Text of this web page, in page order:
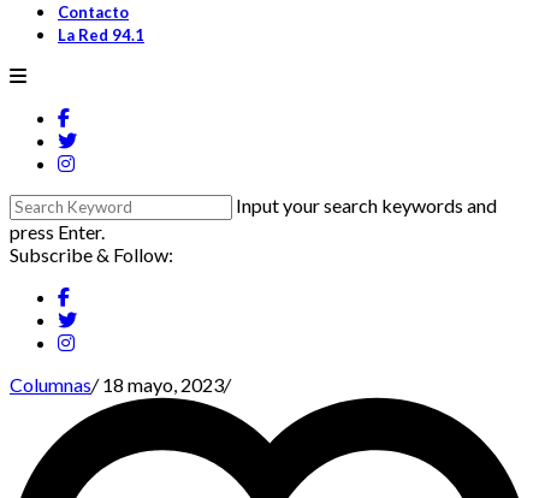
Contacto
La Red 94.1
Input your search keywords and
press Enter.
Subscribe & Follow:
Columnas/18 mayo, 2023/